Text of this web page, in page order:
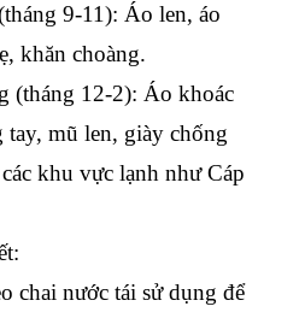
9-11): Áo len, áo
khăn choàng.
(tháng 12-2): Áo khoác
tay, mũ len, giày chống
khu vực lạnh như Cáp
chai nước tái sử dụng để